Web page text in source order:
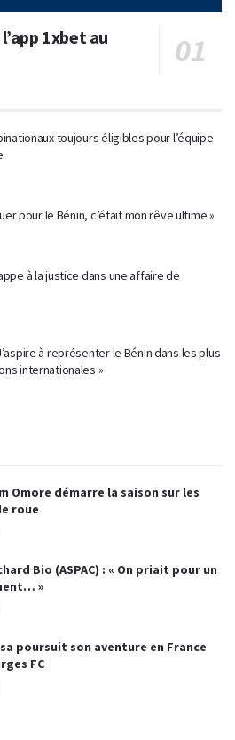
1xbet au
toujours éligibles pour l’équipe
pour le Bénin, c’était mon rêve ultime »
à la justice dans une affaire de
à représenter le Bénin dans les plus
internationales »
Omore démarre la saison sur les
roue
Bio (ASPAC) : « On priait pour un
»
poursuit son aventure en France
FC